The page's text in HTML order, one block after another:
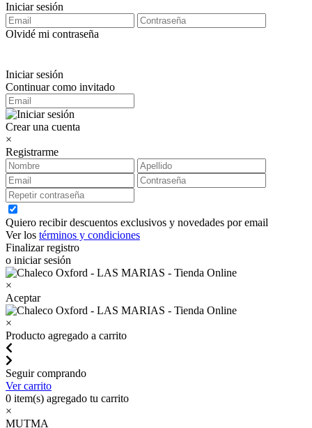
Iniciar sesión
Olvidé mi contraseña
Iniciar sesión
Continuar como invitado
Crear una cuenta
×
Registrarme
Quiero recibir descuentos exclusivos y novedades por email
Ver los términos y condiciones
Finalizar registro
o iniciar sesión
×
Aceptar
×
Producto agregado a carrito
Seguir comprando
Ver carrito
0 item(s) agregado tu carrito
×
MUTMA